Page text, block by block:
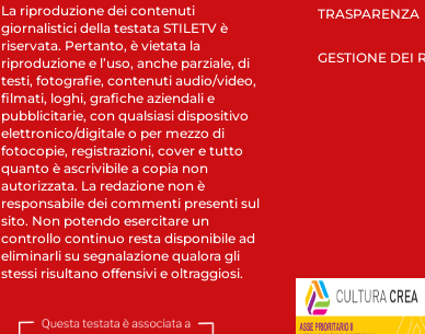
La riproduzione dei contenuti
giornalistici della testata STILETV è
riservata. Pertanto, è vietata la
riproduzione e l’uso, anche parziale, di
testi, fotografie, contenuti audio/video,
filmati, loghi, grafiche aziendali e
pubblicitarie, con qualsiasi dispositivo
elettronico/digitale o per mezzo di
fotocopie, registrazioni, cover e tutto
quanto è ascrivibile a copia non
autorizzata. La redazione non è
responsabile dei commenti presenti sul
sito. Non potendo esercitare un
controllo continuo resta disponibile ad
eliminarli su segnalazione qualora gli
stessi risultano offensivi e oltraggiosi.
TRASPARENZA
GESTIONE DEI